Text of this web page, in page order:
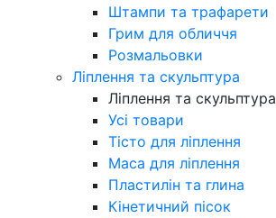
Штампи та трафарети
Грим для обличчя
Розмальовки
Ліплення та скульптура
Ліплення та скульптура
Усі товари
Тісто для ліплення
Маса для ліплення
Пластилін та глина
Кінетичний пісок